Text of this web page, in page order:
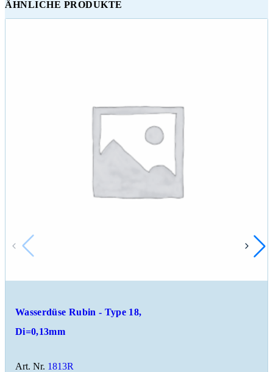
ÄHNLICHE PRODUKTE
Wasserdüse Rubin - Type 18,
Di=0,13mm
Art. Nr. 1813R